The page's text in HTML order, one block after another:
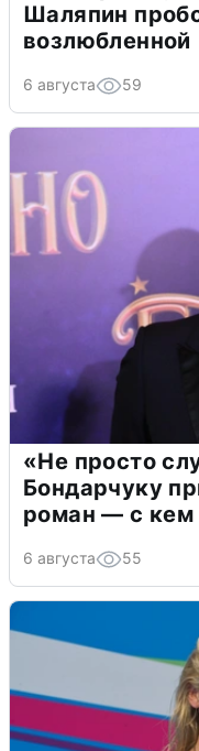
Шаляпин
возлюбленной
6 августа 59
«Не просто
Бондарчуку
роман — с кем
6 августа 55